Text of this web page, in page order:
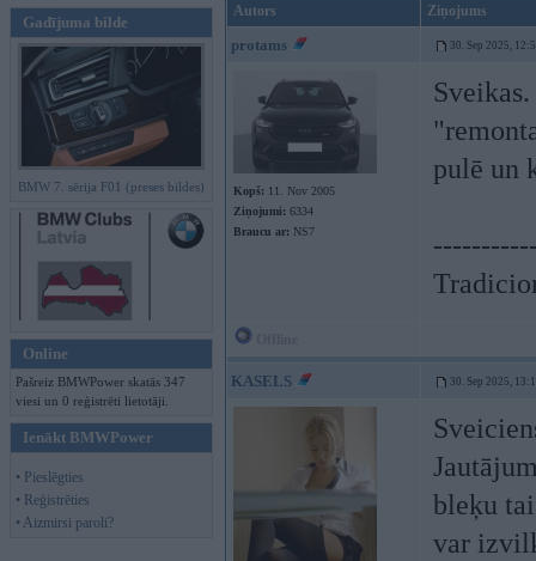
Gadījuma bilde
BMW 7. sērija F01 (preses bildes)
Online
Pašreiz BMWPower skatās 347
viesi un 0 reģistrēti lietotāji.
Ienākt BMWPower
• Pieslēgties
• Reģistrēties
• Aizmirsi paroli?
Autors Ziņojums
protams 30. Sep 2025,
Kopš: 11. Nov 2005
Ziņojumi: 6334
Braucu ar: NS7
pulē un
KASELS 30. Sep 2025,
bleķu
var